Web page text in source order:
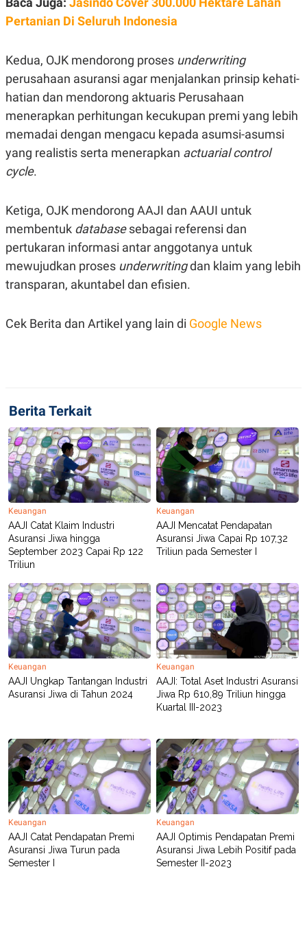
C
D
Y
L
A
.
D
L
N
G
G
A
A
E
T
A
K
N
E
R
J
E
T
E
N
P
A
P
D
V
E
I
M
E
D
I
A
.
I
D
SITEMAP PROFILETERM
USE
PEMBERITAAN
SIBER
PRIVACY
POLICY
Pertanian Di Seluruh Indonesia
Kedua, OJK mendorong proses underwriting
perusahaan asuransi agar menjalankan prinsip kehati-
hatian dan mendorong aktuaris Perusahaan
menerapkan perhitungan kecukupan premi yang lebih
memadai dengan mengacu kepada asumsi-asumsi
yang realistis serta menerapkan actuarial control
cycle.
Ketiga, OJK mendorong AAJI dan AAUI untuk
membentuk databasesebagai referensi dan
pertukaran informasi antar anggotanya untuk
mewujudkan proses underwritingdan klaim yang lebih
transparan, akuntabel dan efisien.
Cek Berita dan Artikel yang lain di Google News
Berita Terkait
Keuangan
AAJI Catat Klaim Industri
Asuransi Jiwa hingga
September 2023 Capai Rp 122
Triliun
Keuangan
AAJI Mencatat Pendapatan
Asuransi Jiwa Capai Rp 107,32
Triliun pada Semester I
Keuangan
AAJI Ungkap Tantangan Industri
Asuransi Jiwa di Tahun 2024
Keuangan
AAJI: Total Aset Industri Asuransi
Jiwa Rp 610,89 Triliun hingga
Kuartal III-2023
Keuangan
AAJI Catat Pendapatan Premi
Asuransi Jiwa Turun pada
Semester I
Keuangan
AAJI Optimis Pendapatan Premi
Asuransi Jiwa Lebih Positif pada
Semester II-2023